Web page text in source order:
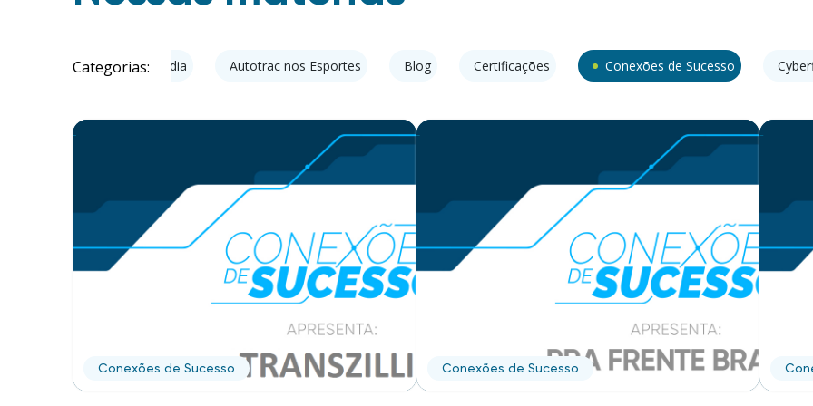
Categorias:
Autotrac na Mídia Autotrac nos Esportes Blog Certificações Conexões de Sucesso
Conexões de Sucesso Conexões de Sucesso